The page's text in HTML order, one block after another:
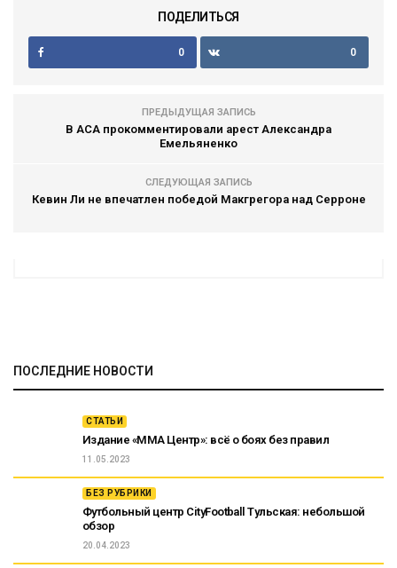
ПОДЕЛИТЬСЯ
0 0
ПРЕДЫДУЩАЯ ЗАПИСЬ
В ACA прокомментировали арест Александра
Емельяненко
СЛЕДУЮЩАЯ ЗАПИСЬ
Кевин Ли не впечатлен победой Макгрегора над Серроне
ПОСЛЕДНИЕ НОВОСТИ
СТАТЬИ
Издание «ММА Центр»: всё о боях без правил
11.05.2023
БЕЗ РУБРИКИ
Футбольный центр CityFootball Тульская: небольшой
обзор
20.04.2023